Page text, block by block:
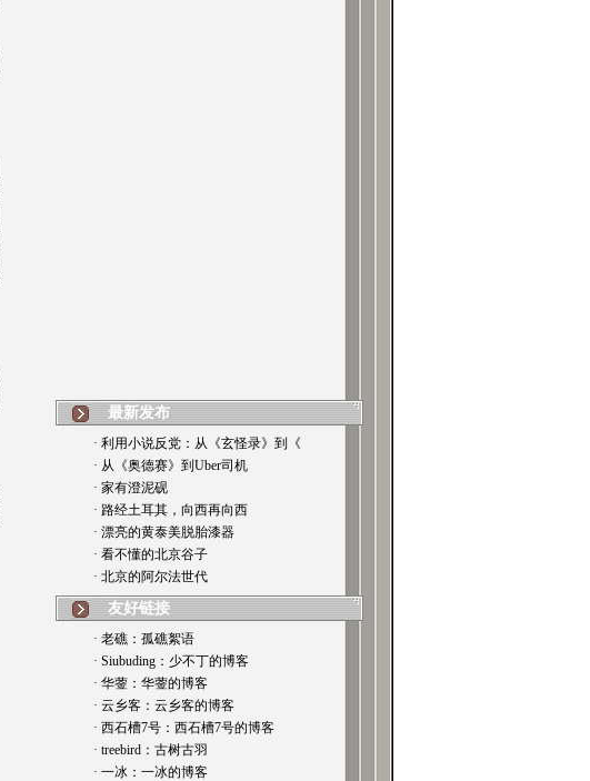
最新发布
· 利用小说反党：从《玄怪录》到《
· 从《奥德赛》到Uber司机
· 家有澄泥砚
· 路经土耳其，向西再向西
· 漂亮的黄泰美脱胎漆器
· 看不懂的北京谷子
· 北京的阿尔法世代
友好链接
· 老礁：孤礁絮语
· Siubuding：少不丁的博客
· 华蓥：华蓥的博客
· 云乡客：云乡客的博客
· 西石槽7号：西石槽7号的博客
· treebird：古树古羽
· 一冰：一冰的博客